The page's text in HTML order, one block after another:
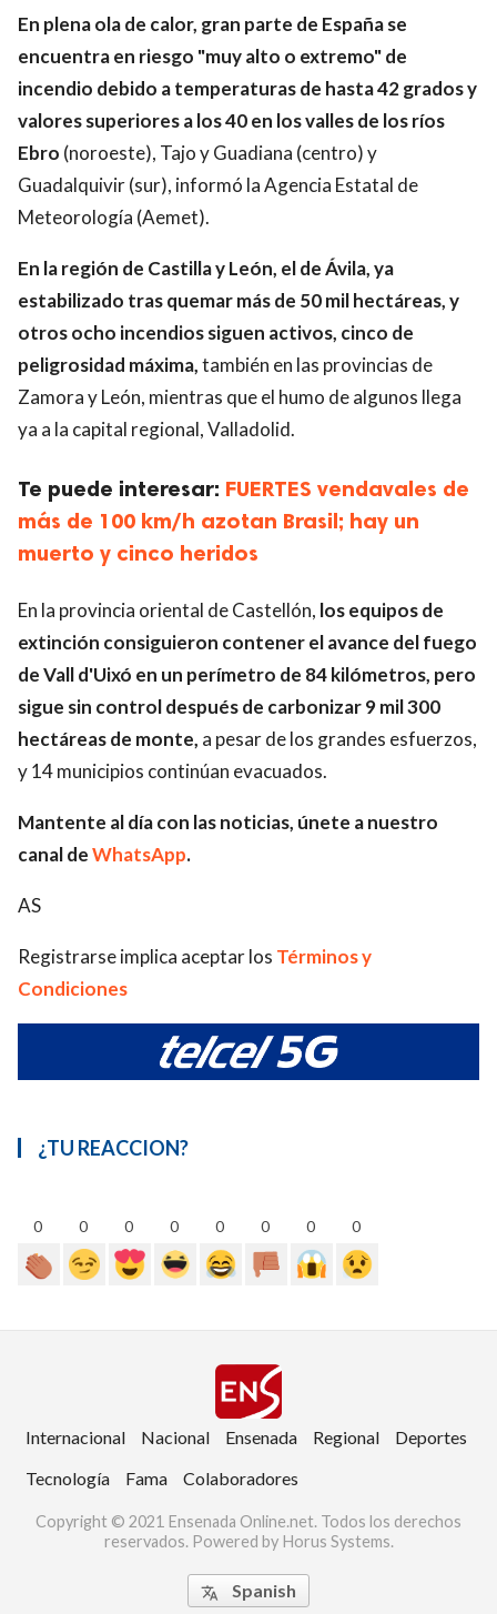
En plena ola de calor, gran parte de España se
encuentra en riesgo "muy alto o extremo" de
incendio debido a temperaturas de hasta 42 grados y
valores superiores a los 40 en los valles de los ríos
Ebro (noroeste), Tajo y Guadiana (centro) y
Guadalquivir (sur), informó la Agencia Estatal de
Meteorología (Aemet).
En la región de Castilla y León, el de Ávila, ya
estabilizado tras quemar más de 50 mil hectáreas,y
otros ocho incendios siguen activos, cinco de
peligrosidad máxima,también en las provincias de
Zamora y León, mientras que el humo de algunos llega
ya a la capital regional, Valladolid.
Te puede interesar: FUERTES vendavales de
más de 100 km/h azotan Brasil; hay un
muerto y cinco heridos
En la provincia oriental de Castellón, los equipos de
extinción consiguieron contener el avance del fuego
de Vall d'Uixó en un perímetro de 84 kilómetros, pero
sigue sin control después de carbonizar 9 mil 300
hectáreas de monte, a pesar de los grandes esfuerzos,
y 14 municipios continúan evacuados.
Mantente al día con las noticias, únete a nuestro
canal deWhatsApp.
AS
Registrarse implica aceptar los Términos y
Condiciones
¿TU REACCION?
0 0 0 0 0 0 0 0
Internacional Nacional Ensenada Regional
Deportes
Tecnología
Fama Colaboradores
Copyright © 2021 Ensenada Online.net. Todos los derechos
reservados. Powered by Horus Systems.
 Spanish